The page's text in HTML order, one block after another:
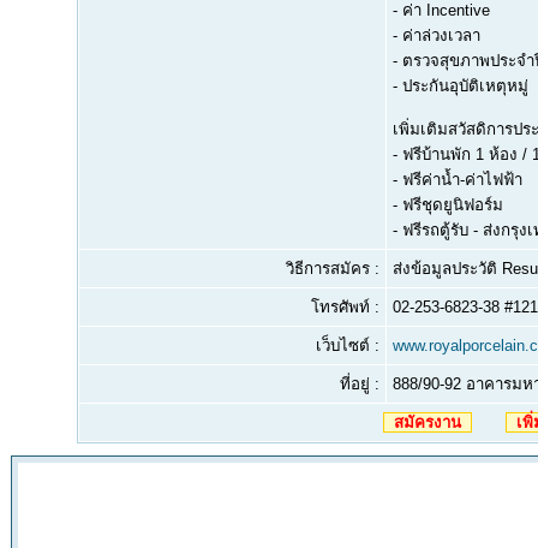
- ค่า Incentive
- ค่าล่วงเวลา
- ตรวจสุขภาพประจำ
- ประกันอุบัติเหตุหมู่
เพิ่มเติมสวัสดิการปร
- ฟรีบ้านพัก 1 ห้อง /
- ฟรีค่าน้ำ-ค่าไฟฟ้า
- ฟรีชุดยูนิฟอร์ม
- ฟรีรถตู้รับ - ส่งกรุง
วิธีการสมัคร : ส่งข้อมูลประวัติ
โทรศัพท์ : 02-253-6823-38
เว็บไซต์ :
ที่อยู่ : 888/90-92 อาคารม
สมัครงาน เ